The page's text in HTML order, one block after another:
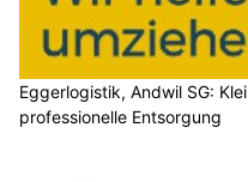
Eggerlogistik, Andwil SG:
professionelle Entsorgung